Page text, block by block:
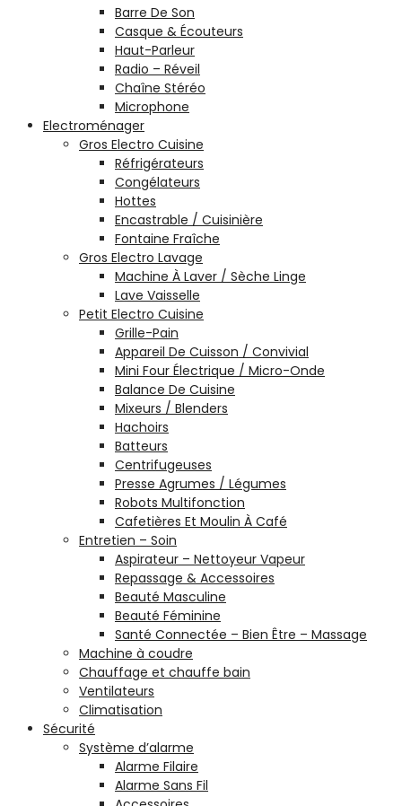
Barre De Son
Casque & Écouteurs
Haut-Parleur
Radio – Réveil
Chaîne Stéréo
Microphone
Electroménager
Gros Electro Cuisine
Réfrigérateurs
Congélateurs
Hottes
Encastrable / Cuisinière
Fontaine Fraîche
Gros Electro Lavage
Machine À Laver / Sèche Linge
Lave Vaisselle
Petit Electro Cuisine
Grille-Pain
Appareil De Cuisson / Convivial
Mini Four Électrique / Micro-Onde
Balance De Cuisine
Mixeurs / Blenders
Hachoirs
Batteurs
Centrifugeuses
Presse Agrumes / Légumes
Robots Multifonction
Cafetières Et Moulin À Café
Entretien – Soin
Aspirateur – Nettoyeur Vapeur
Repassage & Accessoires
Beauté Masculine
Beauté Féminine
Santé Connectée – Bien Être – Massage
Machine à coudre
Chauffage et chauffe bain
Ventilateurs
Climatisation
Sécurité
Système d’alarme
Alarme Filaire
Alarme Sans Fil